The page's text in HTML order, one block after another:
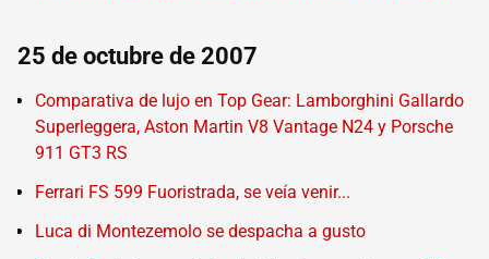
25 de octubre de 2007
Comparativa de lujo en Top Gear: Lamborghini Gallardo
Superleggera, Aston Martin V8 Vantage N24 y Porsche
911 GT3 RS
Ferrari FS 599 Fuoristrada, se veía venir...
Luca di Montezemolo se despacha a gusto